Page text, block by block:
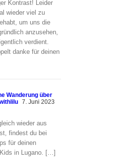
Kontrast! Leider
wieder viel zu
um uns die
anzusehen,
verdient.
danke für deinen
Wanderung über
7. Juni 2023
wieder aus
findest du bei
für deinen
in Lugano. […]